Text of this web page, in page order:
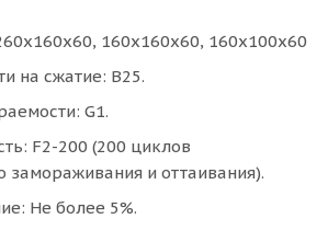
160х160х60, 160х100х60
на сжатие: В25.
G1.
F2-200 (200 циклов
замораживания и оттаивания).
Не более 5%.